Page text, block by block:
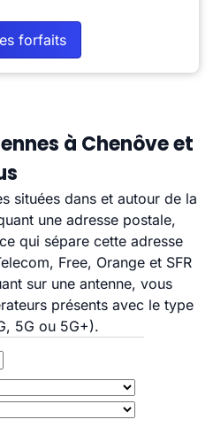
forfaits
à Chenôve et
situées dans et autour de la
une adresse postale,
qui sépare cette adresse
Free, Orange et SFR
sur une antenne, vous
présents avec le type
5G ou 5G+).